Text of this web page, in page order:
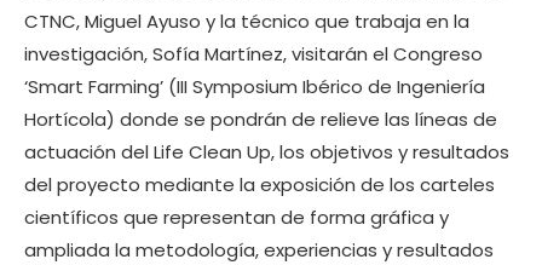
CTNC, Miguel Ayuso y la técnico que trabaja en la
investigación, Sofía Martínez, visitarán el Congreso
‘Smart Farming’ (III Symposium Ibérico de Ingeniería
Hortícola) donde se pondrán de relieve las líneas de
actuación del Life Clean Up, los objetivos y resultados
del proyecto mediante la exposición de los carteles
científicos que representan de forma gráfica y
ampliada la metodología, experiencias y resultados